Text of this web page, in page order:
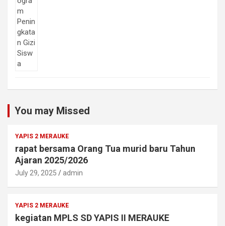
You may Missed
YAPIS 2 MERAUKE
rapat bersama Orang Tua murid baru Tahun
Ajaran 2025/2026
July 29, 2025 admin
YAPIS 2 MERAUKE
kegiatan MPLS SD YAPIS II MERAUKE